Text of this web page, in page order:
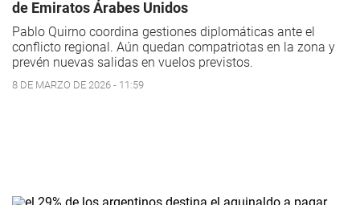
de Emiratos Árabes Unidos
Pablo Quirno coordina gestiones diplomáticas ante el
conflicto regional. Aún quedan compatriotas en la zona y
prevén nuevas salidas en vuelos previstos.
8 DE MARZO DE 2026 - 11:59